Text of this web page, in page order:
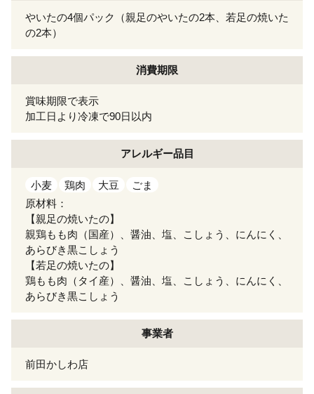
やいたの4個パック（親足のやいたの2本、若足の焼いた
の2本）
消費期限
賞味期限で表示
加工日より冷凍で90日以内
アレルギー品目
小麦 鶏肉 大豆
ごま
原材料：
【親足の焼いたの】
親鶏もも肉（国産）、醤油、塩、こしょう、にんにく、
あらびき黒こしょう
【若足の焼いたの】
鶏もも肉（タイ産）、醤油、塩、こしょう、にんにく、
あらびき黒こしょう
事業者
前田かしわ店